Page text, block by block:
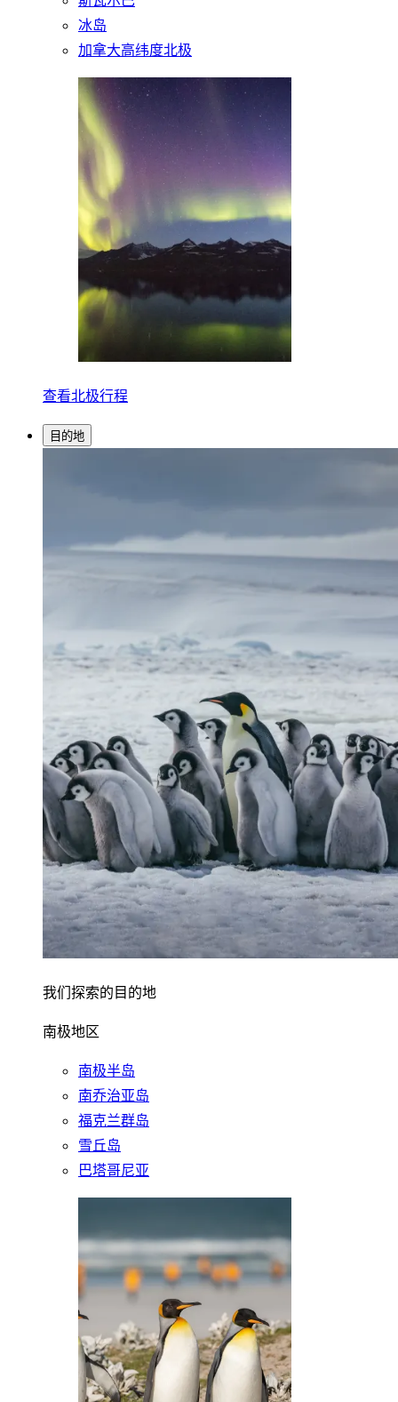
冰岛
加拿大高纬度北极
查看北极行程
目的地
我们探索的目的地
南极地区
南极半岛
南乔治亚岛
福克兰群岛
雪丘岛
巴塔哥尼亚